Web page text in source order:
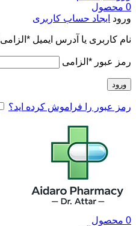
0 محصول
ورود ایجاد حساب کاربری
نام کاربری یا آدرس ایمیل * الزامی
رمز عبور * الزامی
ورود
رمز عبور را فراموش کرده اید؟
0 محصول